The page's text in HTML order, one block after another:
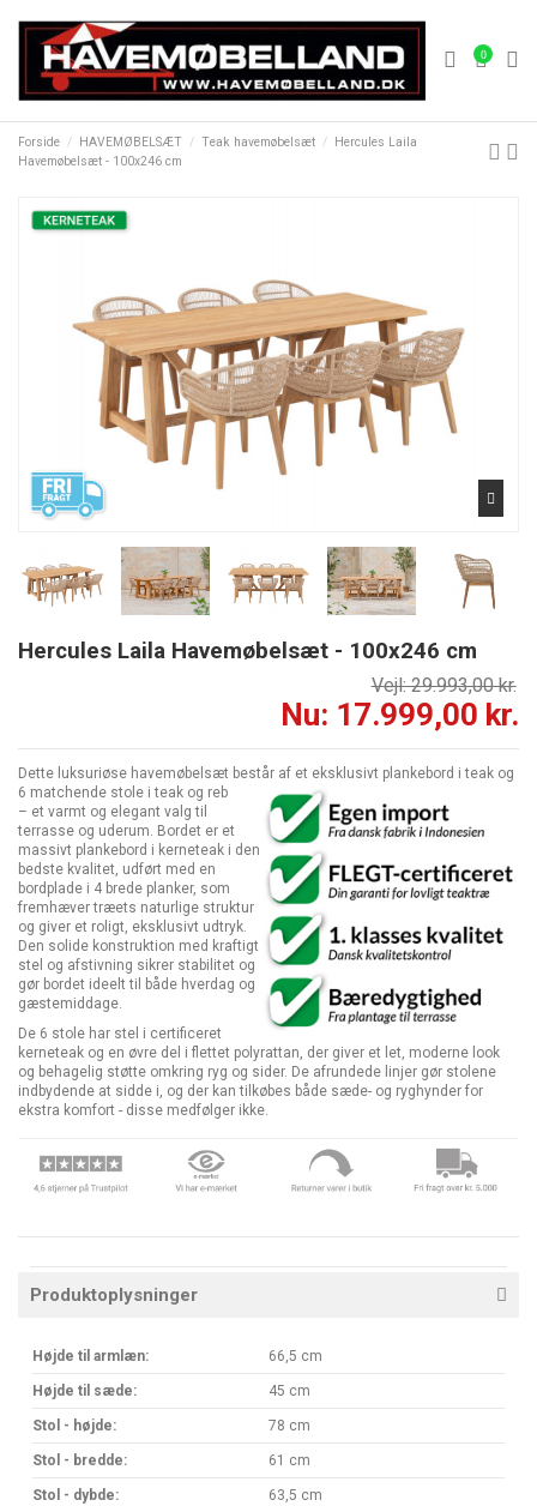
0
Forside HAVEMØBELSÆT Teak havemøbelsæt
Hercules Laila
Havemøbelsæt - 100x246 cm
Hercules Laila Havemøbelsæt - 100x246 cm
Vejl: 29.993,00 kr.
Nu: 17.999,00 kr.
Dette luksuriøse havemøbelsæt består af et eksklusivt plankebord i teak og
6 matchende stole i teak og reb
– et varmt og elegant valg til
terrasse og uderum. Bordet er et
massivt plankebord i kerneteak i den
bedste kvalitet, udført med en
bordplade i 4 brede planker, som
fremhæver træets naturlige struktur
og giver et roligt, eksklusivt udtryk.
Den solide konstruktion med kraftigt
stel og afstivning sikrer stabilitet og
gør bordet ideelt til både hverdag og
gæstemiddage.
De 6 stole har stel i certificeret
kerneteak og en øvre del i flettet polyrattan, der giver et let, moderne look
og behagelig støtte omkring ryg og sider. De afrundede linjer gør stolene
indbydende at sidde i, og der kan tilkøbes både sæde- og ryghynder for
ekstra komfort - disse medfølger ikke.
Produktoplysninger
Højde til armlæn: 66,5 cm
Højde til sæde: 45 cm
Stol - højde: 78 cm
Stol - bredde: 61 cm
Stol - dybde: 63,5 cm